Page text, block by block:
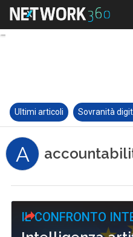
Ultimi articoli Sovranità
A
IL CONFRONTO